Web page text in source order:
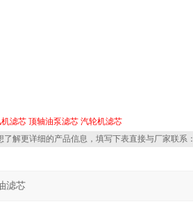
滤芯 顶轴油泵滤芯 汽轮机滤芯
了解更详细的产品信息，填写下表直接与厂家联系：